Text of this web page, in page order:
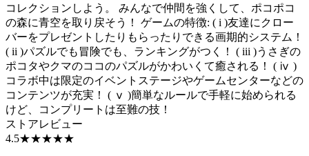
コレクションしよう。 みんなで仲間を強くして、ポコポコ
の森に青空を取り戻そう！ ゲームの特徴: ( i )友達にクロー
バーをプレゼントしたりもらったりできる画期的システム！
( ii )パズルでも冒険でも、ランキングがつく！ ( iii )うさぎの
ポコタやクマのココのパズルがかわいくて癒される！ ( ⅳ )
コラボ中は限定のイベントステージやゲームセンターなどの
コンテンツが充実！ ( ⅴ )簡単なルールで手軽に始められる
けど、コンプリートは至難の技！
ストアレビュー
4.5★★★★★